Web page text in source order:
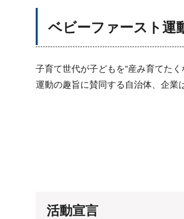
ベビーファースト運
子育て世代が子どもを”産み育てた
運動の趣旨に賛同する自治体、企業
活動宣言